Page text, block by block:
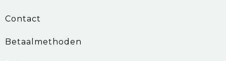
Contact
Betaalmethoden